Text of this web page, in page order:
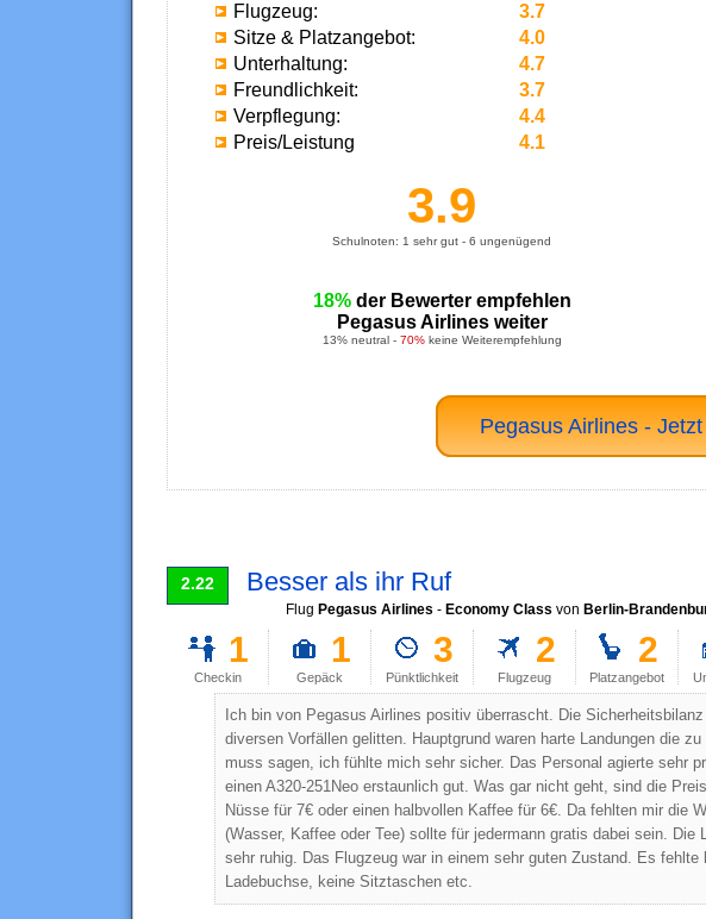
Flugzeug:
3.7
Sitze & Platzangebot:
4.0
Unterhaltung:
4.7
Freundlichkeit:
3.7
Verpflegung:
4.4
Preis/Leistung
4.1
3.9
Schulnoten: 1 sehr gut - 6 ungenügend
18%der Bewerter empfehlen
Pegasus Airlines weiter
13% neutral - 70%keine Weiterempfehlung
Pegasus Airlines -
2.22 Besser als ihr Ruf
Flug Pegasus Airlines - Economy Class von Berlin-
1
Checkin
1
Gepäck
3
Pünktlichkeit
2
Flugzeug
2
Platzangebot
Ich bin von Pegasus Airlines positiv überrascht. Die
diversen Vorfällen gelitten. Hauptgrund waren harte Landungen die
muss sagen, ich fühlte mich sehr sicher. Das Personal agierte sehr
einen A320-251Neo erstaunlich gut. Was gar nicht geht, sind die
Nüsse für 7€ oder einen halbvollen Kaffee für 6€. Da fehlten mir die
(Wasser, Kaffee oder Tee) sollte für jedermann gratis dabei sein.
sehr ruhig. Das Flugzeug war in einem sehr guten Zustand. Es
Ladebuchse, keine Sitztaschen etc.